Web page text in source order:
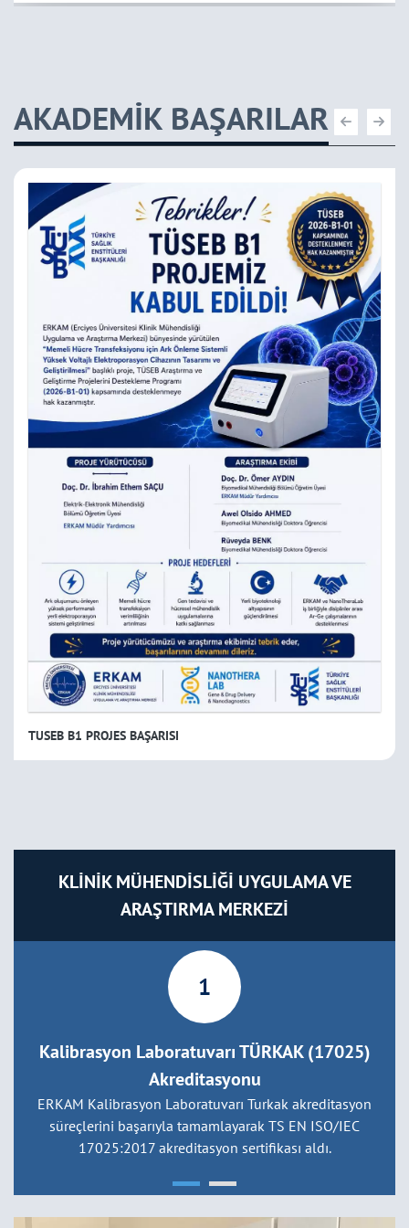
2024
AKADEMİK BAŞARILAR
TUSEB B1 PROJES BAŞARISI
KLİNİK MÜHENDİSLİĞİ UYGULAMA VE
ARAŞTIRMA MERKEZİ
1
Kalibrasyon Laboratuvarı TÜRKAK (17025)
Akreditasyonu
ERKAM Kalibrasyon Laboratuvarı Turkak akreditasyon
süreçlerini başarıyla tamamlayarak TS EN ISO/IEC
17025:2017 akreditasyon sertifikası aldı.